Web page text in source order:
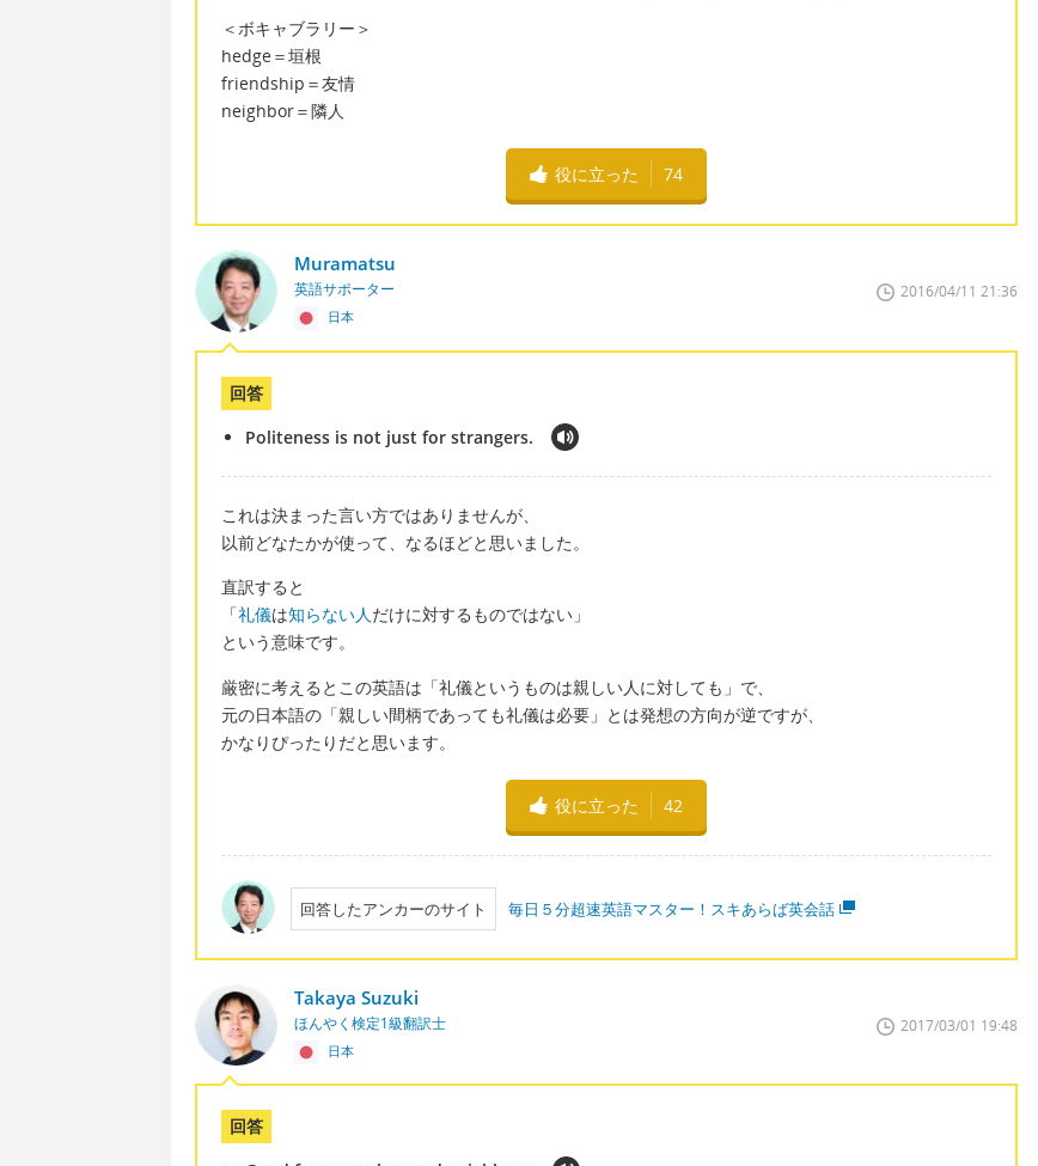
＜ボキャブラリー＞
hedge＝垣根
friendship＝友情
neighbor＝隣人
役に立った 74
Muramatsu
英語サポーター
日本
2016/04/11 21:36
回答
Politeness is not just for strangers.
これは決まった言い方ではありませんが、
以前どなたかが使って、なるほどと思いました。
直訳すると
「礼儀は知らない人だけに対するものではない」
という意味です。
厳密に考えるとこの英語は「礼儀というものは親しい人に対しても」で、
元の日本語の「親しい間柄であっても礼儀は必要」とは発想の方向が逆ですが、
かなりぴったりだと思います。
役に立った 42
回答したアンカーのサイト 毎日５分超速英語マスター！スキあらば英会話
Takaya Suzuki
ほんやく検定1級翻訳士
日本
2017/03/01 19:48
回答